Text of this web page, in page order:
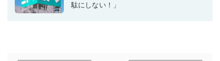
駄にしない！」